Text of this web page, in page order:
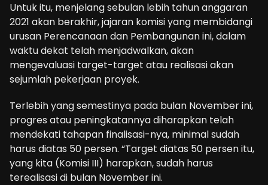
Untuk itu, menjelang sebulan lebih tahun anggaran
2021 akan berakhir, jajaran komisi yang membidangi
urusan Perencanaan dan Pembangunan ini, dalam
waktu dekat telah menjadwalkan, akan
mengevaluasi target-target atau realisasi akan
sejumlah pekerjaan proyek.
Terlebih yang semestinya pada bulan November ini,
progres atau peningkatannya diharapkan telah
mendekati tahapan finalisasi-nya, minimal sudah
harus diatas 50 persen. “Target diatas 50 persen itu,
yang kita (Komisi III) harapkan, sudah harus
terealisasi di bulan November ini.